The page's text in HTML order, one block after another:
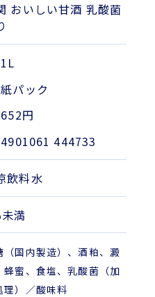
おいしい甘酒 乳酸菌
1L
紙パック
652円
4901061 444733
飲料水
満
（国内製造）、酒粕、澱
蜂蜜、食塩、乳酸菌（加
理）／酸味料